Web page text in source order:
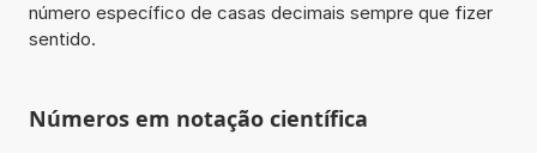
número específico de casas decimais sempre que fizer
sentido.
Números em notação científica